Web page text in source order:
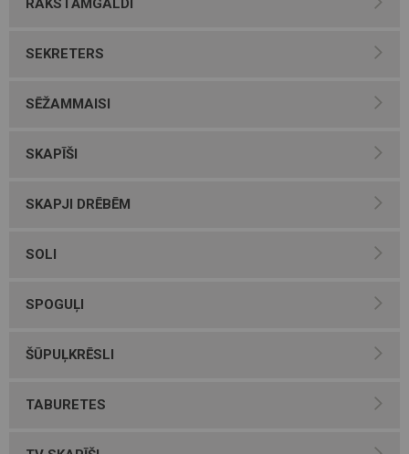
RAKSTĀMGALDI
SEKRETERS
SĒŽAMMAISI
SKAPĪŠI
SKAPJI DRĒBĒM
SOLI
SPOGUĻI
ŠŪPUĻKRĒSLI
TABURETES